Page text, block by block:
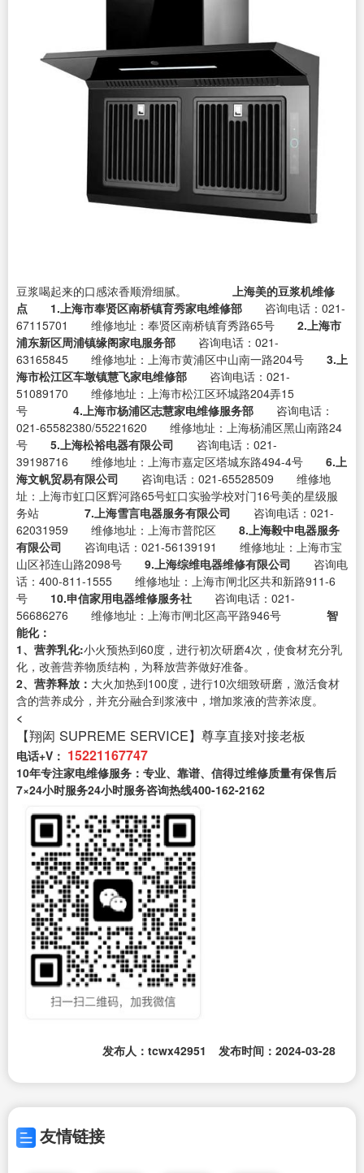
豆浆喝起来的口感浓香顺滑细腻。
上海美的豆浆机维修
点 1.上海市奉贤区南桥镇育秀家电维修部 咨询电话：021-
67115701 维修地址：奉贤区南桥镇育秀路65号 2.上海市
浦东新区周浦镇缘阁家电服务部 咨询电话：021-
63165845 维修地址：上海市黄浦区中山南一路204号 3.上
海市松江区车墩镇慧飞家电维修部 咨询电话：021-
51089170 维修地址：上海市松江区环城路204弄15
号
4.上海市杨浦区志慧家电维修服务部 咨询电话：
021-65582380/55221620 维修地址：上海杨浦区黑山南路24
号 5.上海松裕电器有限公司 咨询电话：021-
39198716 维修地址：上海市嘉定区塔城东路494-4号 6.上
海文帆贸易有限公司 咨询电话：021-65528509 维修地
址：上海市虹口区辉河路65号虹口实验学校对门16号美的星级服
务站
7.上海雪言电器服务有限公司 咨询电话：021-
62031959 维修地址：上海市普陀区 8.上海毅中电器服务
有限公司 咨询电话：021-56139191 维修地址：上海市宝
山区祁连山路2098号 9.上海综维电器维修有限公司 咨询电
话：400-811-1555 维修地址：上海市闸北区共和新路911-6
号 10.申信家用电器维修服务社 咨询电话：021-
56686276 维修地址：上海市闸北区高平路946号
智
能化：
1、营养乳化:小火预热到60度，进行初次研磨4次，使食材充分乳
化，改善营养物质结构，为释放营养做好准备。
2、营养释放： 大火加热到100度，进行10次细致研磨，激活食材
含的营养成分，并充分融合到浆液中，增加浆液的营养浓度。
<
【翔闳 SUPREME SERVICE】尊享直接对接老板
电话+V： 15221167747
10年专注家电维修服务：专业、靠谱、信得过维修质量有保售后
7×24小时服务24小时服务咨询热线400-162-2162
发布人：tcwx42951 发布时间：2024-03-28
友情链接